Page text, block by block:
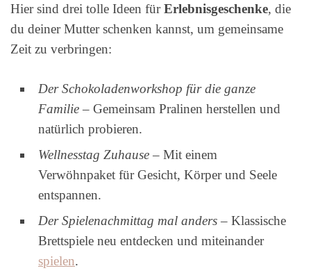
Hier sind drei tolle Ideen fürErlebnisgeschenke, die
du deiner Mutter schenken kannst, um gemeinsame
Zeit zu verbringen:
Der Schokoladenworkshop für die ganze
Familie – Gemeinsam Pralinen herstellen und
natürlich probieren.
Wellnesstag Zuhause – Mit einem
Verwöhnpaket für Gesicht, Körper und Seele
entspannen.
Der Spielenachmittag mal anders – Klassische
Brettspiele neu entdecken und miteinander
spielen.